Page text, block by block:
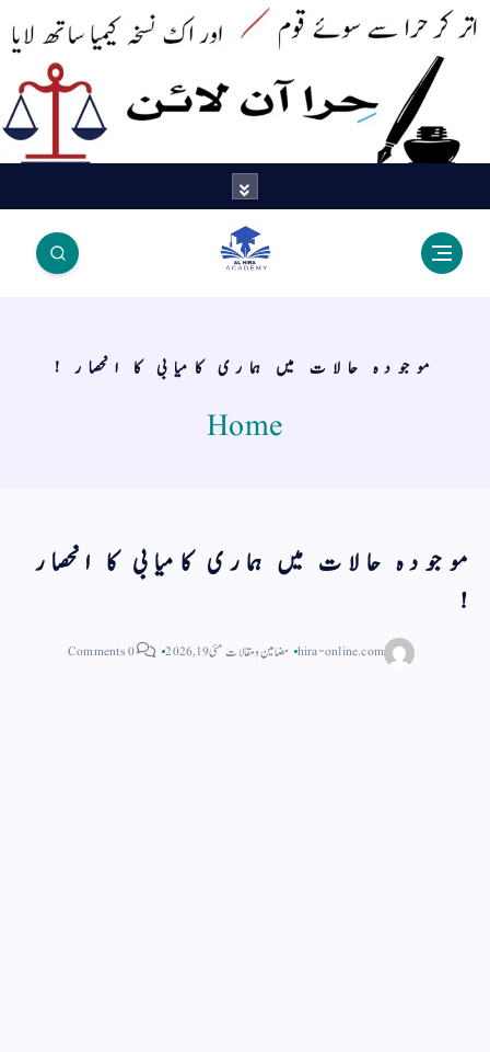
اک نسخہ کیمیا ساتھ لایا
موجودہ حالات میں ہماری کامیابی کا انحصار !
Home
موجودہ حالات میں ہماری کامیابی کا انحصار
!
hira-online.com مضامین و مقالاتمئی 19, 2026 0 Comments